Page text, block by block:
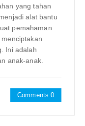
yang tahan
alat bantu
pemahaman
Ini adalah
anak-anak.
Comments 0